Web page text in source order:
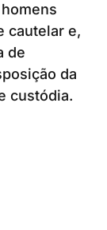
cautelar e,
de
da
custódia.